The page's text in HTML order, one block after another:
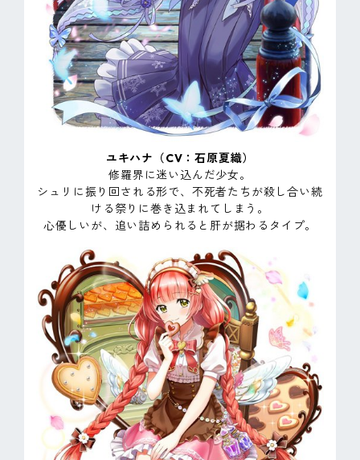
ユキハナ（CV：石原夏織）
修羅界に迷い込んだ少女。
シュリに振り回される形で、不死者たちが殺し合い続
ける祭りに巻き込まれてしまう。
心優しいが、追い詰められると肝が据わるタイプ。